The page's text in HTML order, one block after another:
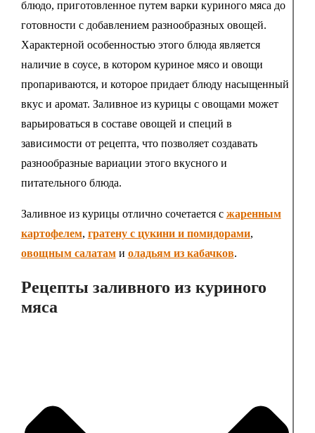
блюдо, приготовленное путем варки куриного мяса до
готовности с добавлением разнообразных овощей.
Характерной особенностью этого блюда является
наличие в соусе, в котором куриное мясо и овощи
пропариваются, и которое придает блюду насыщенный
вкус и аромат. Заливное из курицы с овощами может
варьироваться в составе овощей и специй в
зависимости от рецепта, что позволяет создавать
разнообразные вариации этого вкусного и
питательного блюда.
Заливное из курицы отлично сочетается с жаренным
картофелем, гратену с цукини и помидорами,
овощным салатами оладьям из кабачков.
Рецепты заливного из куриного
мяса